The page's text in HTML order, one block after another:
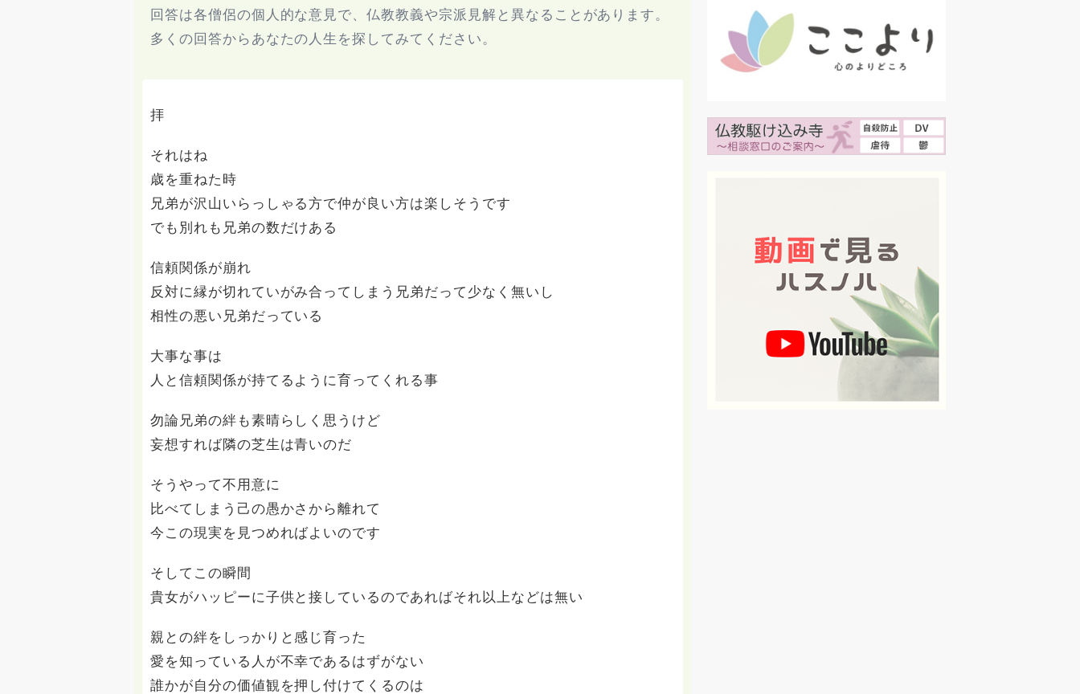
回答は各僧侶の個人的な意見で、仏教教義や宗派見解と異なることがあります。
多くの回答からあなたの人生を探してみてください。
拝
それはね
歳を重ねた時
兄弟が沢山いらっしゃる方で仲が良い方は楽しそうです
でも別れも兄弟の数だけある
信頼関係が崩れ
反対に縁が切れていがみ合ってしまう兄弟だって少なく無いし
相性の悪い兄弟だっている
大事な事は
人と信頼関係が持てるように育ってくれる事
勿論兄弟の絆も素晴らしく思うけど
妄想すれば隣の芝生は青いのだ
そうやって不用意に
比べてしまう己の愚かさから離れて
今この現実を見つめればよいのです
そしてこの瞬間
貴女がハッピーに子供と接しているのであればそれ以上などは無い
親との絆をしっかりと感じ育った
愛を知っている人が不幸であるはずがない
誰かが自分の価値観を押し付けてくるのは